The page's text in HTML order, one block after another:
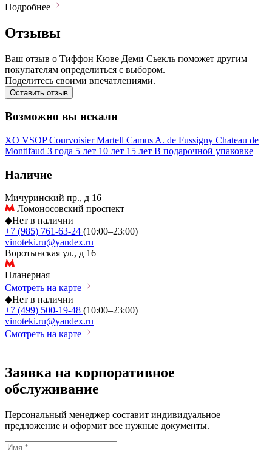
Подробнее
Отзывы
Ваш отзыв о Тиффон Кюве Деми Сьекль поможет другим
покупателям определиться с выбором.
Поделитесь своими впечатлениями.
Оставить отзыв
Возможно вы искали
XO VSOPCourvoisierMartell Camus A. de Fussigny Chateau de
Montifaud 3 года 5 лет 10 лет 15 лет В подарочной упаковке
Наличие
Мичуринский пр., д 16
Ломоносовский проспект
◆Нет в наличии
+7 (985) 761-63-24 (10:00–23:00)
vinoteki.ru@yandex.ru
Воротынская ул., д 16
Планерная
Смотреть на карте
◆Нет в наличии
+7 (499) 500-19-48 (10:00–23:00)
vinoteki.ru@yandex.ru
Смотреть на карте
Заявка на корпоративное
обслуживание
Персональный менеджер составит индивидуальное
предложение и оформит все нужные документы.